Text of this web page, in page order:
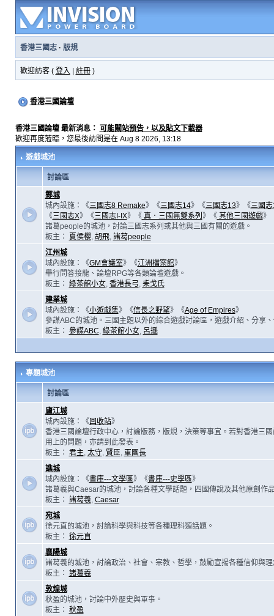
香港三國志· 版規
歡迎訪客 ( 登入 註冊)
香港三國論壇
香港三國論壇 最新消息： 可能關站預告，以及貼文下載器
歡迎再度蒞臨，您最後訪問是在 Aug 8 2026, 13:18
遊戲城池
討論區
鄴城
城內設施：《三國志8 Remake》《三國志14》《三國志13》《三國
《三國志X》《三國志I-IX》《真．三國無雙系列 》《其他三國遊戲》
諸葛people的城池，討論三國志系列或其他與三國有關的遊戲。
板主：
夏侯櫻, 胡飛, 諸葛people
江州城
城內設施：《GM會議室》《江洲檔案館》
舉行問答接龍、論壇RPG等各類論壇遊戲。
板主： 綠茶館小女, 香港長弓, 耒戈氏
建業城
城內設施：《小遊戲集》《信長之野望》《Age of Empires》
參謀ABC的城池。三國主題以外的綜合遊戲討論區，遊戲介紹、分享
板主： 參謀ABC, 綠茶館小女, 呂遜
專題城池
討論區
廬江城
城內設施：《回收站》
香港三國論壇行政中心，討論版務，版規，決策等事宜。若對香港三
用上的問題，亦請到此發表。
板主： 君主, 太守, 賢臣, 軍團長
譙城
城內設施：《書庫---文學區》《書庫---史學區》
諸葛羲與Caesar的城池，討論各種文學話題，四國傳說及其他原創作
板主： 諸葛羲, Caesar
宛城
徐元直的城池，討論科學與科技等各種理科類話題。
板主： 徐元直
襄陽城
諸葛羲的城池，討論政治、社會、宗教、哲學，鼓勵宣揚各種信仰與理
板主： 諸葛羲
敦煌城
秋盈的城池，討論中外歷史與軍事。
板主： 秋盈